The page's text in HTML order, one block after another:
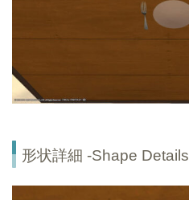
形状詳細 -Shape